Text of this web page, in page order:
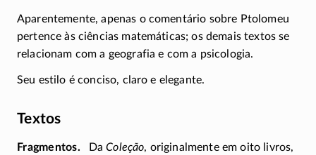
Aparentemente, apenas o comentário sobre Ptolomeu
pertence às ciências matemáticas; os demais textos se
relacionam com a geografia e com a psicologia.
Seu estilo é conciso, claro e elegante.
Textos
Fragmentos DaColeção, originalmente em oito livros,